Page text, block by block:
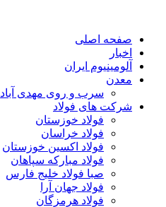
صفحه اصلی
اخبار
آلومینیوم ایران
معدن
سرب و روی مهدی آباد
شرکت های فولاد
فولاد خوزستان
فولاد خراسان
فولاد اکسین خوزستان
فولاد مبارکه سپاهان
صبا فولاد خلیج فارس
فولاد جهان آرا
فولاد هرمزگان